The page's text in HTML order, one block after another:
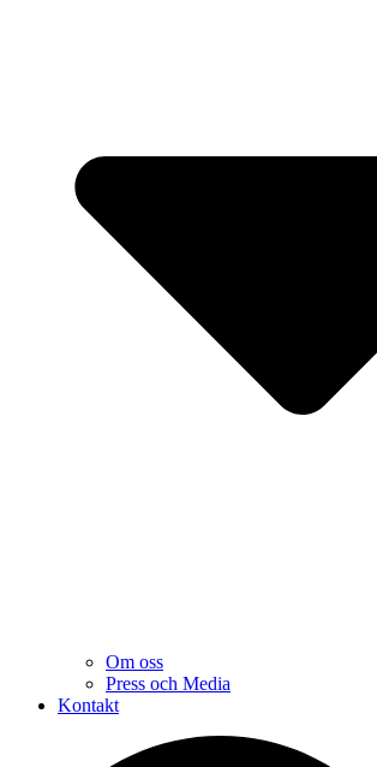
Om oss
Press och Media
Kontakt